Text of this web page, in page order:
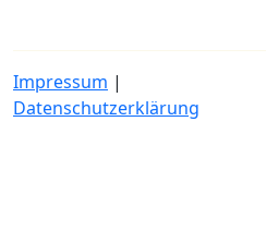
Impressum |
Datenschutzerklärung